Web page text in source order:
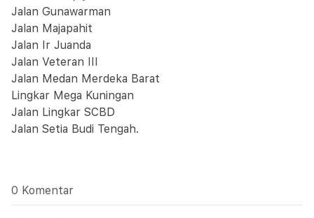
Jalan Gunawarman
Jalan Majapahit
Jalan Ir Juanda
Jalan Veteran III
Jalan Medan Merdeka Barat
Lingkar Mega Kuningan
Jalan Lingkar SCBD
Jalan Setia Budi Tengah.
0 Komentar